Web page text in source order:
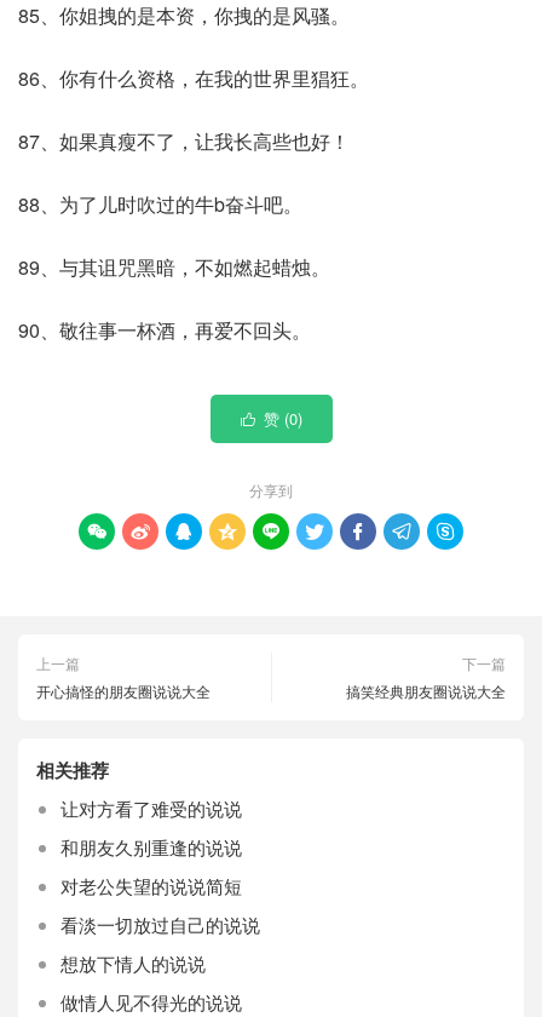
85、你姐拽的是本资，你拽的是风骚。
86、你有什么资格，在我的世界里猖狂。
87、如果真瘦不了，让我长高些也好！
88、为了儿时吹过的牛b奋斗吧。
89、与其诅咒黑暗，不如燃起蜡烛。
90、敬往事一杯酒，再爱不回头。
 赞 (0)
分享到
        
上一篇
开心搞怪的朋友圈说说大全
下一篇
搞笑经典朋友圈说说大全
相关推荐
让对方看了难受的说说
和朋友久别重逢的说说
对老公失望的说说简短
看淡一切放过自己的说说
想放下情人的说说
做情人见不得光的说说